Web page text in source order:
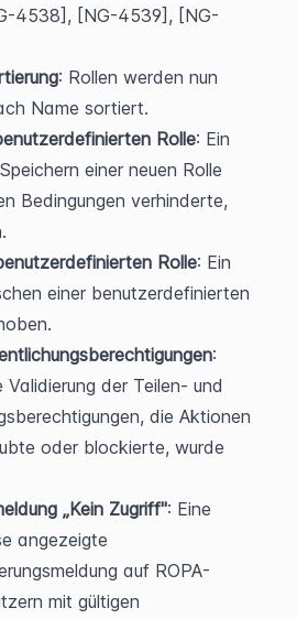
4538], [NG-4539], [NG-
: Rollen werden nun
Name sortiert.
Rolle: Ein
einer neuen Rolle
Bedingungen verhinderte,
Rolle: Ein
einer benutzerdefinierten
:
der Teilen- und
die Aktionen
oder blockierte, wurde
„Kein Zugriff": Eine
angezeigte
auf ROPA-
mit gültigen